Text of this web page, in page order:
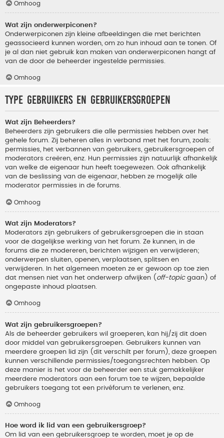
Omhoog
Wat zijn onderwerpiconen?
Onderwerpiconen zijn kleine afbeeldingen die met berichten
geassocieerd kunnen worden, om zo hun inhoud aan te tonen. Of
je al dan niet gebruik kan maken van onderwerpiconen hangt af
van de door de beheerder ingestelde permissies.
Omhoog
Type gebruikers en gebruikersgroepen
Wat zijn Beheerders?
Beheerders zijn gebruikers die alle permissies hebben over het
gehele forum. Zij beheren alles in verband met het forum, zoals:
permissies, het verbannen van gebruikers, gebruikersgroepen of
moderators creëren, enz. Hun permissies zijn natuurlijk afhankelijk
van welke de eigenaar hun heeft toegewezen. Ook afhankelijk
van de beslissing van de eigenaar, hebben ze mogelijk alle
moderator permissies in de forums.
Omhoog
Wat zijn Moderators?
Moderators zijn gebruikers of gebruikersgroepen die in staan
voor de dagelijkse werking van het forum. Ze kunnen, in de
forums die ze modereren, berichten wijzigen en verwijderen;
onderwerpen sluiten, openen, verplaatsen, splitsen en
verwijderen. In het algemeen moeten ze er gewoon op toe zien
dat mensen niet van het onderwerp afwijken ( off-topicgaan) of
ongepaste inhoud plaatsen.
Omhoog
Wat zijn gebruikersgroepen?
Als de beheerder gebruikers wil groeperen, kan hij/zij dit doen
door middel van gebruikersgroepen. Gebruikers kunnen van
meerdere groepen lid zijn (dit verschilt per forum), deze groepen
kunnen verschillende permissies/toegangsrechten hebben. Op
deze manier is het voor de beheerder een stuk gemakkelijker
meerdere moderators aan een forum toe te wijzen, bepaalde
gebruikers toegang tot een privéforum te verlenen, enz.
Omhoog
Hoe word ik lid van een gebruikersgroep?
Om lid van een gebruikersgroep te worden, moet je op de